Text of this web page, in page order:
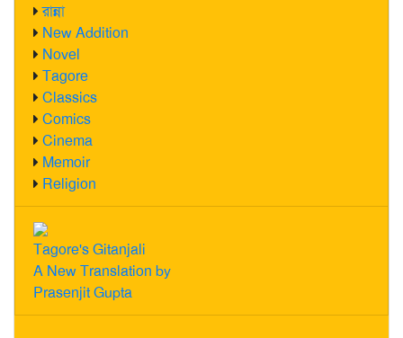
রান্না
New Addition
Novel
Tagore
Classics
Comics
Cinema
Memoir
Religion
Tagore's Gitanjali
A New Translation by
Prasenjit Gupta